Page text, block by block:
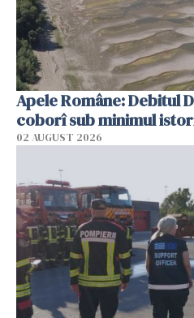
Apele Române: Debitul
coborî sub minimul
02 AUGUST 2026